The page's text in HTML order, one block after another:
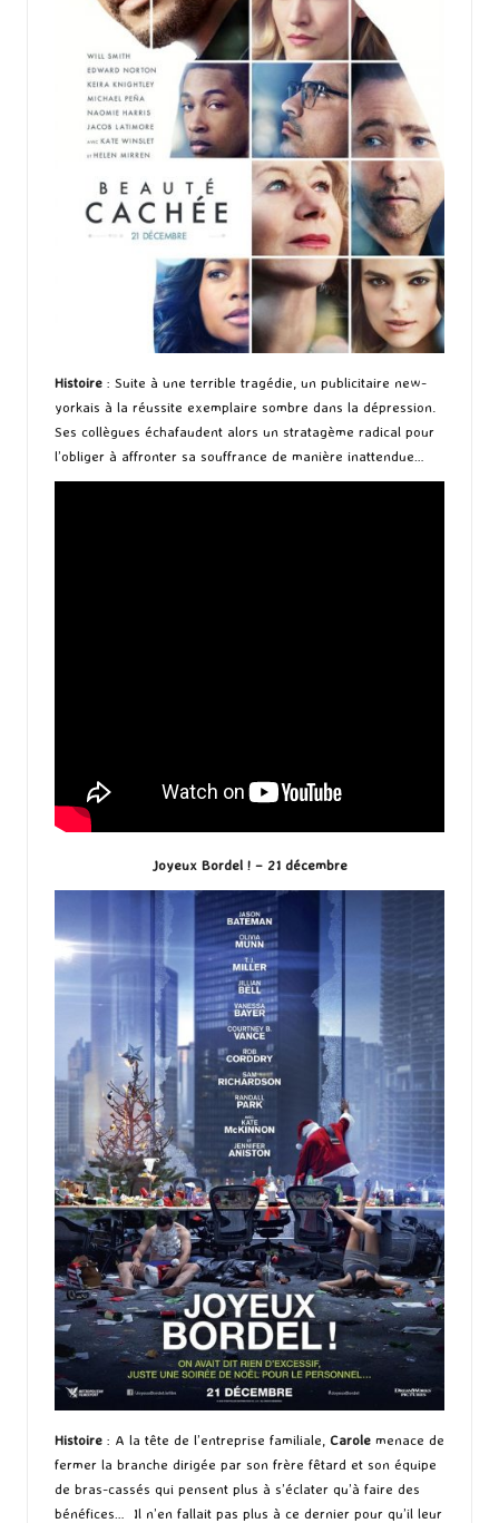
Histoire : Suite à une terrible tragédie, un publicitaire new-
yorkais à la réussite exemplaire sombre dans la dépression.
Ses collègues échafaudent alors un stratagème radical pour
l’obliger à affronter sa souffrance de manière inattendue…
Joyeux Bordel ! – 21 décembre
Histoire : A la tête de l’entreprise familiale, Carole menace de
fermer la branche dirigée par son frère fêtard et son équipe
de bras-cassés qui pensent plus à s’éclater qu’à faire des
bénéfices… Il n’en fallait pas plus à ce dernier pour qu’il leur